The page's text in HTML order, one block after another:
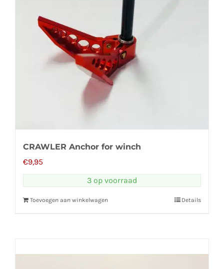
CRAWLER Anchor for winch
€9,95
3 op voorraad
Toevoegen aan winkelwagen Details